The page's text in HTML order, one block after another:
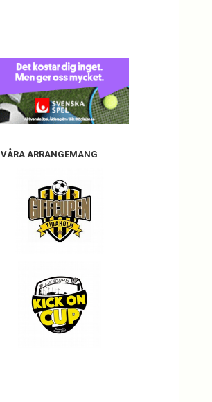
VÅRA ARRANGEMANG